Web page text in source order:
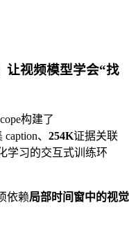
让视频模型学会“找
构建了
、 254K证据关联
学习的交互式训练环
依赖局部时间窗中的视觉